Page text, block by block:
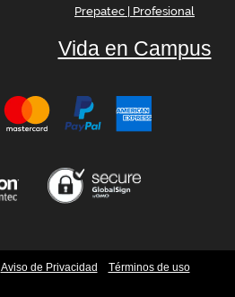
Prepatec | Profesional
Vida en Campus
Aviso de Privacidad Términos de uso